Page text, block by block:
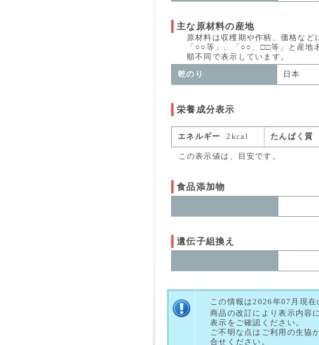
主な原材料の産地
原材料は収穫期や作柄、価格などに
「○○等」、「○○、□□等」と産地名に
順不同で表示しています。
乾のり 日本
栄養成分表示
エネルギー
2kcal たんぱく質
この表示値は、目安です。
食品添加物
遺伝子組換え
この情報は2026年07月現在
商品の改訂により表示内容
表示をご確認ください。
ご不明な点はご利用の生協か
合せください。